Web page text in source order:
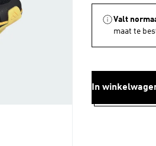
Valt
maat te
In